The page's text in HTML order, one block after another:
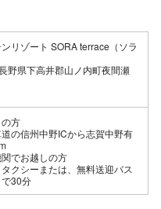
リゾート SORA terrace（ソラ
野県下高井郡山ノ内町夜間瀬
方
道の信州中野ICから志賀中野有
でお越しの方
クシーまたは、無料送迎バス
で30分